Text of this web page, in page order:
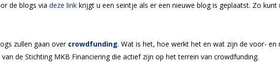
de blogs via deze link krijgt u een seintje als er een nieuwe blog is geplaatst. Zo
zullen gaan over crowdfunding. Wat is het, hoe werkt het en wat zijn de voor-
de Stichting MKB Financiering die actief zijn op het terrein van crowdfunding.